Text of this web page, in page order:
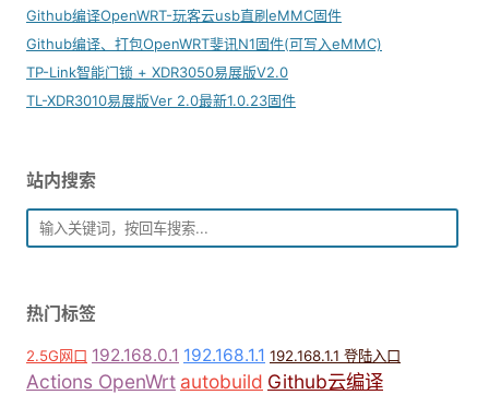
Github编译OpenWRT-玩客云usb直刷eMMC固件
Github编译、打包OpenWRT斐讯N1固件(可写入eMMC)
TP-Link智能门锁 + XDR3050易展版V2.0
TL-XDR3010易展版Ver 2.0最新1.0.23固件
站内搜索
热门标签
2.5G网口 192.168.0.1 192.168.1.1 192.168.1.1 登陆入口
Actions OpenWrt autobuild Github云编译